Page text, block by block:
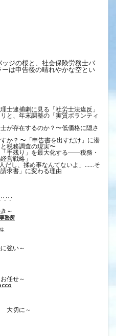
ジの桜と、社会保険労務士バ
は申告後の晴れやかな空とい
士逮捕劇に見る「社労士法違反」
と、年末調整の「実質ボランティ
が存在するのか？〜低価格に隠さ
か？ 〜「申告書を出すだけ」に潜
税務調査の現実〜
手残り」を最大化する――税務・
営戦略」
だし、揉め事なんてないよ」……そ
求書」に変わる理由
～
務所
強い～
任せ～
大切に～